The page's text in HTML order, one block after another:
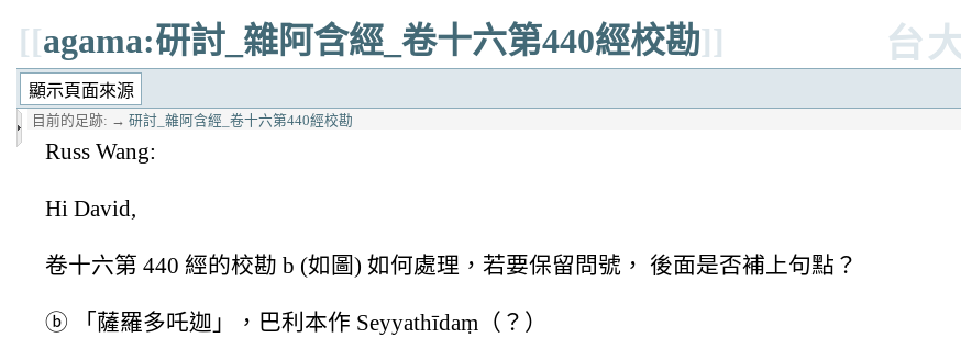
[[agama:研討_雜阿含經_卷十六第440經校勘]] 台
目前的足跡: → 研討_雜阿含經_卷十六第440經校勘
Russ Wang:
Hi David,
卷十六第 440 經的校勘 b (如圖) 如何處理，若要保留問號， 後面是否補上句點？
ⓑ 「薩羅多吒迦」，巴利本作 Seyyathīdaṃ（？）